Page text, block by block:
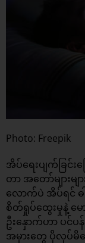
Photo: Freepik
အိပ်ရေးပျက်ခြ
တာ အတော်များမ
လောက်ပဲ အိပ်ရင် ဓါ
စိတ်ရှုပ်ထွေးမှုနဲ့ မ
ဦးနှောက်ဟာ ပင်ပ
အမှားတွေ ပိုလုပ်